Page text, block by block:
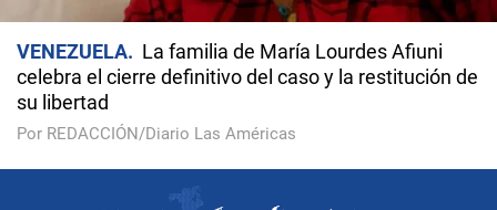
VENEZUELA
La familia de María Lourdes Afiuni
celebra el cierre definitivo del caso y la restitución de
su libertad
Por REDACCIÓN/Diario Las Américas